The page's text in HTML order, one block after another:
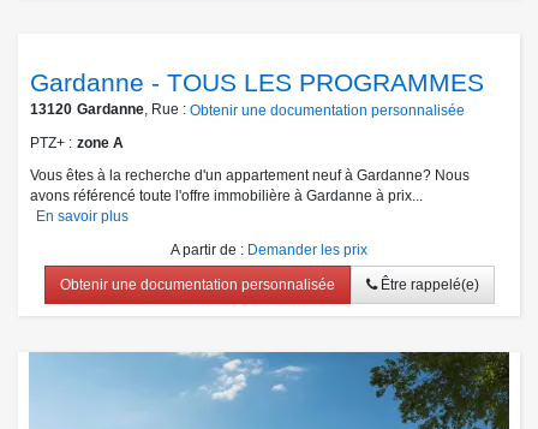
Gardanne - TOUS LES PROGRAMMES
13120 Gardanne, Rue : Obtenir une documentation personnalisée
PTZ+
zone A
Vous êtes à la recherche d'un appartement neuf à Gardanne? Nous
avons référencé toute l'offre immobilière à Gardanne à prix...
En savoir plus
A partir de : Demander les prix
Obtenir une documentation personnalisée Être rappelé(e)